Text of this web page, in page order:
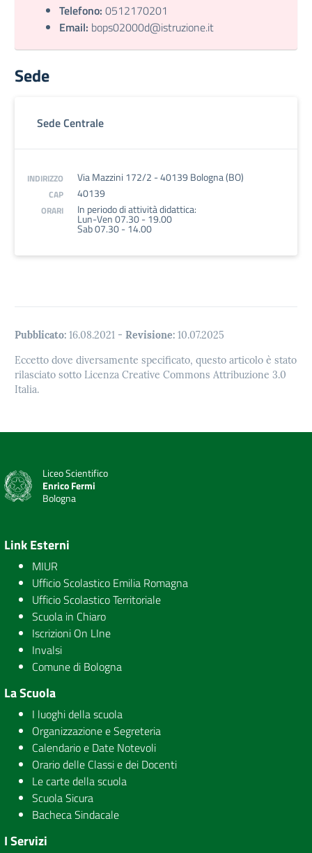
Telefono: 0512170201
Email: bops02000d@istruzione.it
Sede
Sede Centrale
INDIRIZZO Via Mazzini 172/2 - 40139 Bologna (BO)
CAP 40139
ORARI In periodo di attività didattica:
Lun-Ven 07.30 - 19.00
Sab 07.30 - 14.00
Pubblicato: 16.08.2021 - Revisione: 10.07.2025
Eccetto dove diversamente specificato, questo articolo è stato
rilasciato sotto Licenza Creative Commons Attribuzione 3.0
Italia.
Liceo Scientifico
Enrico Fermi
Bologna
Link Esterni
MIUR
Ufficio Scolastico Emilia Romagna
Ufficio Scolastico Territoriale
Scuola in Chiaro
Iscrizioni On LIne
Invalsi
Comune di Bologna
La Scuola
I luoghi della scuola
Organizzazione e Segreteria
Calendario e Date Notevoli
Orario delle Classi e dei Docenti
Le carte della scuola
Scuola Sicura
Bacheca Sindacale
I Servizi